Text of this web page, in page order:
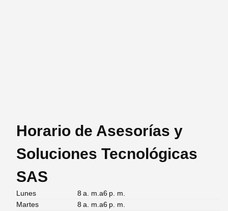
Horario de Asesorías y
Soluciones Tecnológicas
SAS
Lunes
8 a. m.a6 p. m.
Martes
8 a. m.a6 p. m.